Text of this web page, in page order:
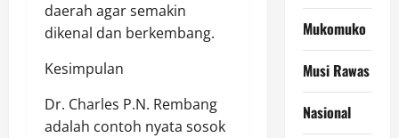
daerah agar semakin
dikenal dan berkembang.
Kesimpulan
Dr. Charles P.N. Rembang
adalah contoh nyata sosok
Mukomuko
Musi Rawas
Nasional